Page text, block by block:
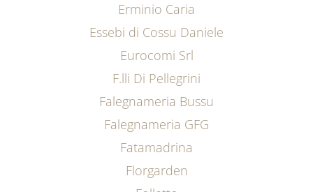
Erminio Caria
Essebi di Cossu Daniele
Eurocomi Srl
F.lli Di Pellegrini
Falegnameria Bussu
Falegnameria GFG
Fatamadrina
Florgarden